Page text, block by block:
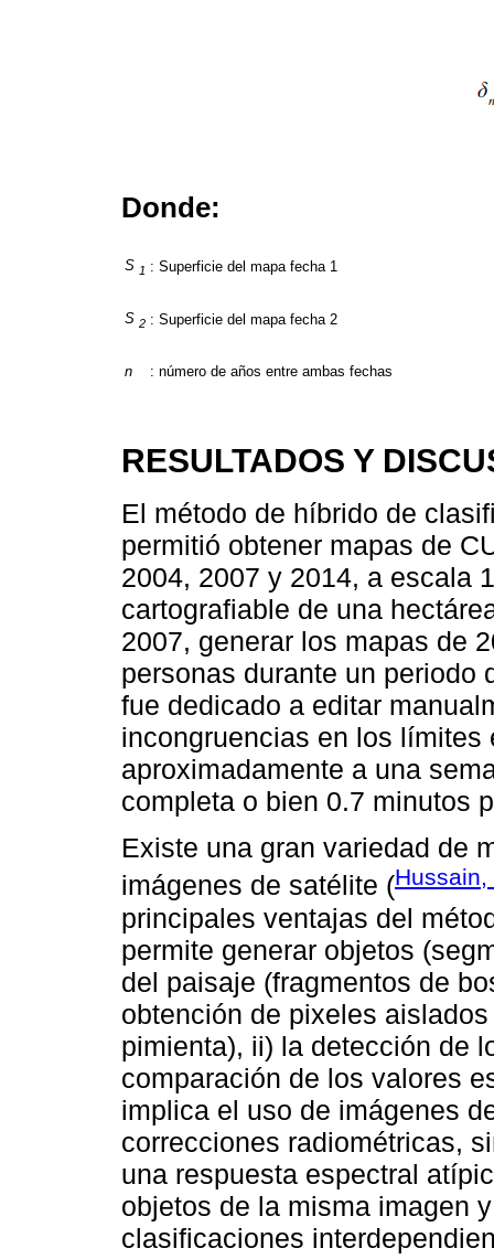
Donde:
S 1 : Superficie del mapa fecha 1
S 2 : Superficie del mapa fecha 2
n : número de años entre ambas fechas
RESULTADOS Y
El método de híbrido de
permitió obtener mapas de
2004, 2007 y 2014, a escala
cartografiable de una
2007, generar los mapas de
personas durante un periodo
fue dedicado a editar
incongruencias en los límites
aproximadamente a una
completa o bien 0.7 minutos
Existe una gran variedad de
imágenes de satélite (Hussain,
principales ventajas del
permite generar objetos
del paisaje (fragmentos de
obtención de pixeles
pimienta), ii) la detección de
comparación de los valores
implica el uso de imágenes
correcciones radiométricas,
una respuesta espectral
objetos de la misma imagen
clasificaciones